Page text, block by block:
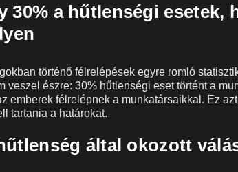
30% a hűtlenségi esetek,
történő félrelépések egyre romló
veszel észre: 30% hűtlenségi eset történt a
emberek félrelépnek a munkatársaikkal. Ez
tartania a határokat.
által okozott